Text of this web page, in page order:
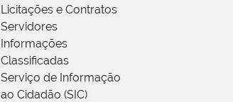
Licitações e Contratos
Servidores
Informações
Classificadas
Serviço de Informação
ao Cidadão (SIC)